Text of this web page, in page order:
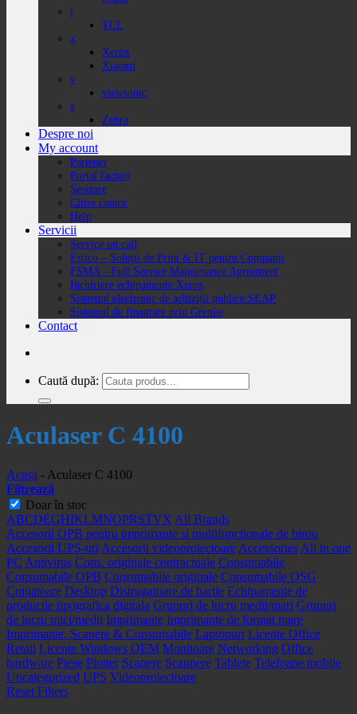
t
TCL
x
Xerox
Xiaomi
v
viewsonic
z
Zebra
Despre noi
My account
Partener
Portal facturi
Sesizare
Citire contor
Help
Servicii
Service on call
Estico – Soluții de Print & IT pentru Companii
FSMA – Full Service Maintenance Agreement
Inchiriere echipamente Xerox
Sistemul electronic de achiziții publice SEAP
Sistemul de finanțare prin Grenke
Contact
Caută după:
Aculaser C 4100
Acasa - Aculaser C 4100
Filtrează
Doar în stoc
ABCDEGHIKLMNOPRSTVX All Brands
Accesorii OPB pentru imprimante si multifunctionale de birou
Accesorii UPS-uri Accesorii videoproiectoare Accessories All in one
PC Antivirus Cons. originale contractuale Consumabile
Consumabile OPB Consumabile originale Consumabile OSG
Copiatoare Desktop Distrugatoare de hartie Echipamente de
productie tipografica digitala Grupuri de lucru medii/mari Grupuri
de lucru mici/medii Imprimante Imprimante de format mare
Imprimante, Scanere & Consumabile Laptopuri Licente Office
Retail Licente Windows OEM Monitoare Networking Office
hardware Piese Plotter Scanere Scannere Tablete Telefoane mobile
Uncategorized UPS Videoproiectoare
Reset Filters